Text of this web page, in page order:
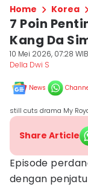
Home Korea
7 Poin
Kang Da
10 Mei 2026, 07:28 WIB
Della Dwi S
News
still cuts drama My
Share Article
Episode
dengan